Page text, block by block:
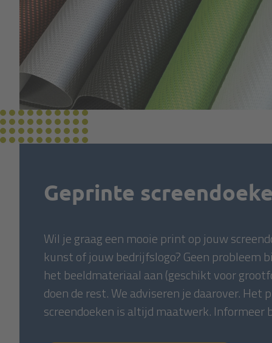
Geprinte
Wil je graag een mooie print op jouw
kunst of jouw bedrijfslogo? Geen probleem
het beeldmateriaal aan (geschikt voor
doen de rest. We adviseren je daarover. Het
screendoeken is altijd maatwerk. Informeer